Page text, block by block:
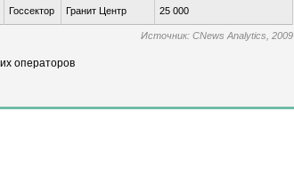
Госсектор Гранит Центр 25 000
Источник: CNews Analytics, 2009
операторов